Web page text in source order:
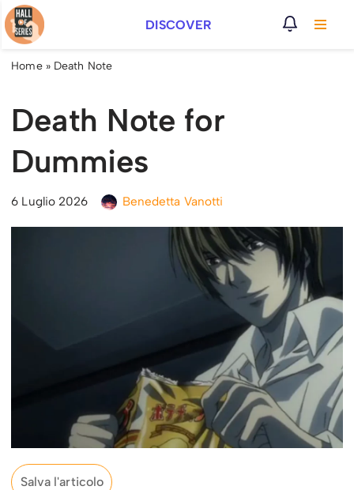
Vai
al
DISCOVER
Home» Death Note
Death Note for
Dummies
6 Luglio 2026 Benedetta Vanotti
Salva l'articolo